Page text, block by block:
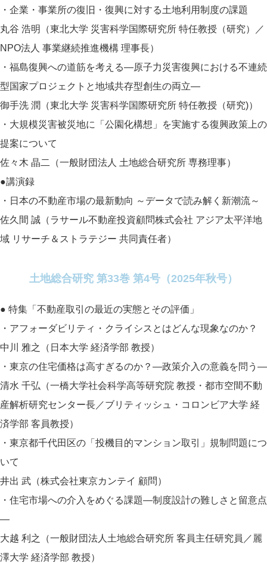
・企業・事業所の復旧・復興に対する土地利用制度の課題
丸谷 浩明（東北大学 災害科学国際研究所 特任教授（研究）／
NPO法人 事業継続推進機構 理事長）
・福島復興への道筋を考える―原子力災害復興における不連続
型国家プロジェクトと地域共存型創生の両立―
御手洗 潤（東北大学 災害科学国際研究所 特任教授（研究)）
・大規模災害被災地に「公園化構想」を実施する復興政策上の
提案について
佐々木 晶二（一般財団法人 土地総合研究所 専務理事）
●講演録
・日本の不動産市場の最新動向 ～データで読み解く新潮流～
佐久間 誠（ラサール不動産投資顧問株式会社 アジア太平洋地
域 リサーチ＆ストラテジー 共同責任者）
土地総合研究 第33巻 第4号（2025年秋号）
● 特集「不動産取引の最近の実態とその評価」
・アフォーダビリティ・クライシスとはどんな現象なのか？
中川 雅之（日本大学 経済学部 教授）
・東京の住宅価格は高すぎるのか？―政策介入の意義を問う―
清水 千弘（一橋大学社会科学高等研究院 教授・都市空間不動
産解析研究センター長／ブリティッシュ・コロンビア大学 経
済学部 客員教授）
・東京都千代田区の「投機目的マンション取引」規制問題につ
いて
井出 武（株式会社東京カンテイ 顧問）
・住宅市場への介入をめぐる課題―制度設計の難しさと留意点
―
大越 利之（一般財団法人土地総合研究所 客員主任研究員／麗
澤大学 経済学部 教授）